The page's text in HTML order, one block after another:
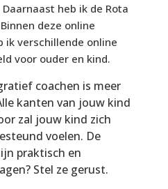
heb ik de Rota
deze online
ik verschillende online
voor ouder en kind.
coachen is meer
kanten van jouw kind
zal jouw kind zich
voelen. De
praktisch en
Stel ze gerust.